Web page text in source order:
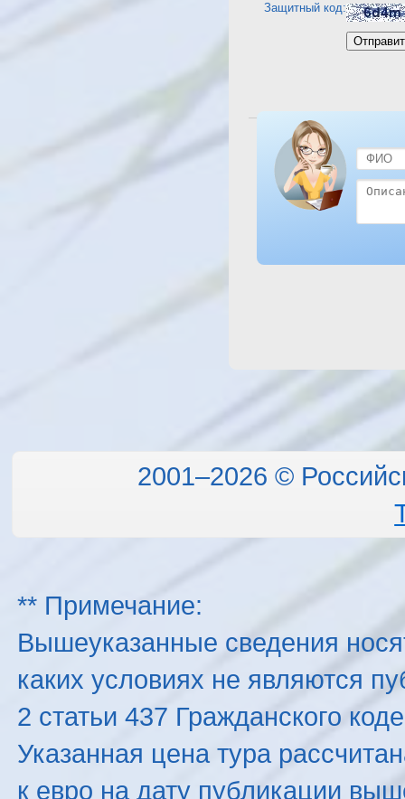
Защитный код:
Посмотреть отель
2001–2026 ©
** Примечание:
Вышеуказанные сведения
каких условиях не являются
2 статьи 437 Гражданского
Указанная цена тура
к евро на дату публикации